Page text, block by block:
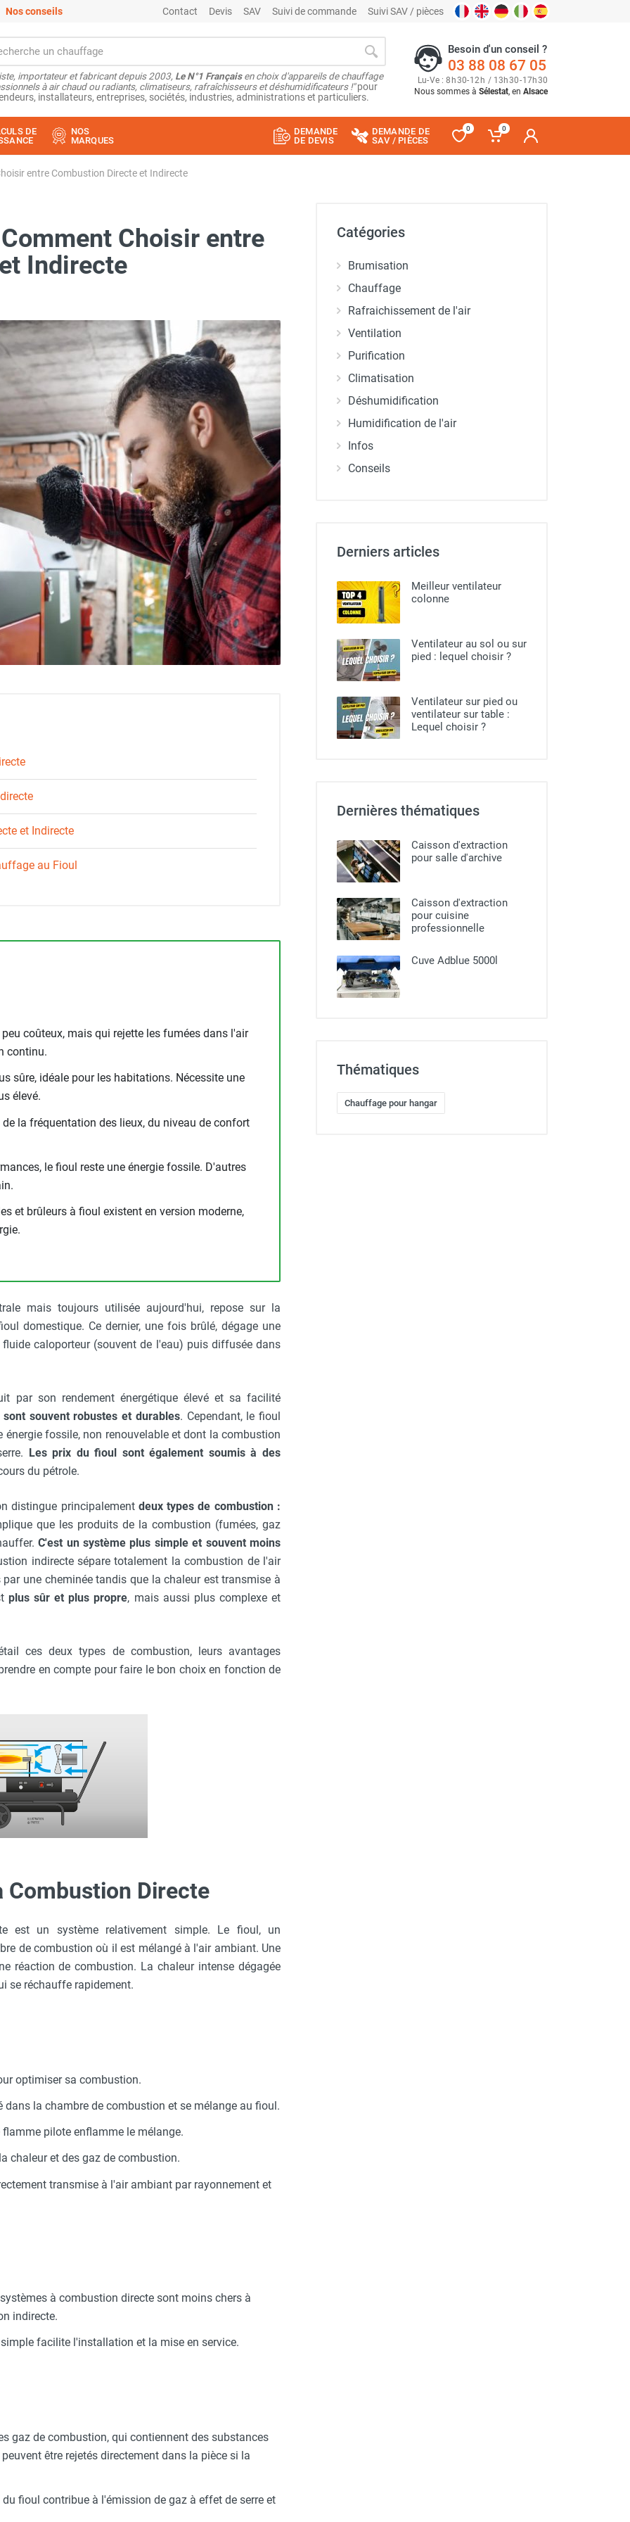
Nos conseils Contact Devis SAV Suivi de commande Suivi SAV / pièces
importateur et fabricant depuis 2003, Le N°1 Françaisen choix d'appareils de chauffage
à air chaud ou radiants, climatiseurs, rafraîchisseurs et déshumidificateurs !"pour
installateurs, entreprises, sociétés, industries, administrations et particuliers.
Besoin d'un conseil ?
03 88 08 67 05
Lu-Ve : 8h30-12h / 13h30-17h30
Nous sommes à Sélestat, en Alsace
DE
NOS
MARQUES
DEMANDE
DE DEVIS
DEMANDE DE
SAV / PIÈCES
0 0
entre Combustion Directe et Indirecte
Choisir entre
Indirecte
et Indirecte
au Fioul
coûteux, mais qui rejette les fumées dans l'air
continu.
sûre, idéale pour les habitations. Nécessite une
élevé.
la fréquentation des lieux, du niveau de confort
le fioul reste une énergie fossile. D'autres
et brûleurs à fioul existent en version moderne,
mais toujours utilisée aujourd'hui, repose sur la
domestique. Ce dernier, une fois brûlé, dégage une
caloporteur (souvent de l'eau) puis diffusée dans
par son rendement énergétique élevé et sa facilité
souvent robustes et durables. Cependant, le fioul
fossile, non renouvelable et dont la combustion
Les prix du fioul sont également soumis à des
du pétrole.
distingue principalement deux types de combustion :
que les produits de la combustion (fumées, gaz
C'est un système plus simple et souvent moins
indirecte sépare totalement la combustion de l'air
une cheminée tandis que la chaleur est transmise à
plus sûr et plus propre, mais aussi plus complexe et
ces deux types de combustion, leurs avantages
en compte pour faire le bon choix en fonction de
Combustion Directe
est un système relativement simple. Le fioul, un
de combustion où il est mélangé à l'air ambiant. Une
réaction de combustion. La chaleur intense dégagée
se réchauffe rapidement.
optimiser sa combustion.
dans la chambre de combustion et se mélange au fioul.
pilote enflamme le mélange.
chaleur et des gaz de combustion.
transmise à l'air ambiant par rayonnement et
à combustion directe sont moins chers à
indirecte.
facilite l'installation et la mise en service.
gaz de combustion, qui contiennent des substances
être rejetés directement dans la pièce si la
fioul contribue à l'émission de gaz à effet de serre et
Catégories
Brumisation
Chauffage
Rafraichissement de l'air
Ventilation
Purification
Climatisation
Déshumidification
Humidification de l'air
Infos
Conseils
Derniers articles
Meilleur ventilateur
colonne
Ventilateur au sol ou sur
pied​ : lequel choisir ?
Ventilateur sur pied ou
ventilateur sur table :
Lequel choisir ?
Dernières thématiques
Caisson d'extraction
pour salle d'archive
Caisson d'extraction
pour cuisine
professionnelle​
Cuve Adblue 5000l
Thématiques
Chauffage pour hangar